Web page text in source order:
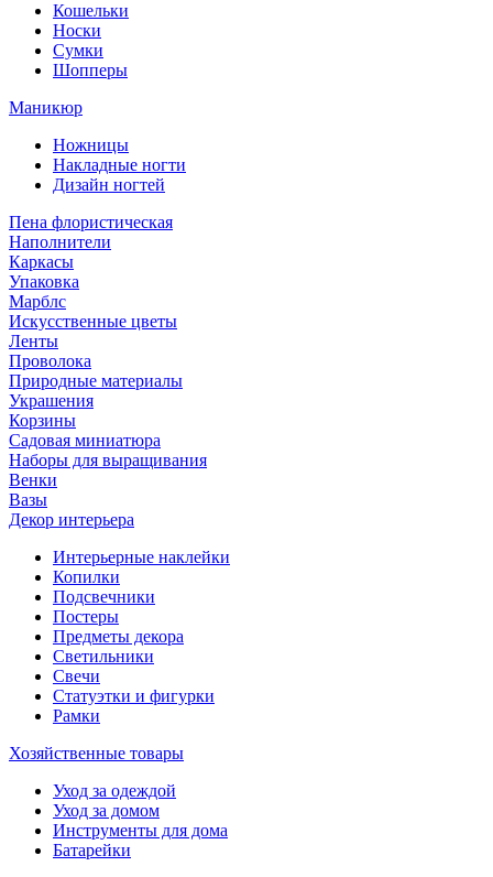
Кошельки
Носки
Сумки
Шопперы
Маникюр
Ножницы
Накладные ногти
Дизайн ногтей
Пена флористическая
Наполнители
Каркасы
Упаковка
Марблс
Искусственные цветы
Ленты
Проволока
Природные материалы
Украшения
Корзины
Садовая миниатюра
Наборы для выращивания
Венки
Вазы
Декор интерьера
Интерьерные наклейки
Копилки
Подсвечники
Постеры
Предметы декора
Светильники
Свечи
Статуэтки и фигурки
Рамки
Хозяйственные товары
Уход за одеждой
Уход за домом
Инструменты для дома
Батарейки